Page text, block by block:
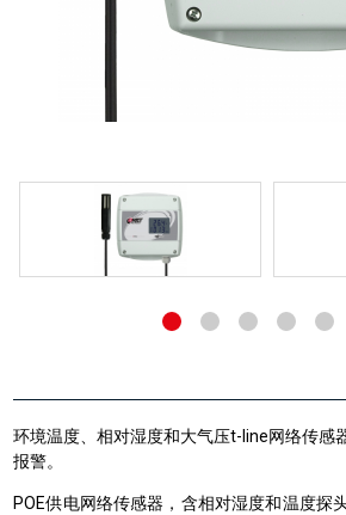
环境温度、相对湿度和大气压t-line网络传感
报警。
POE供电网络传感器，含相对湿度和温度探